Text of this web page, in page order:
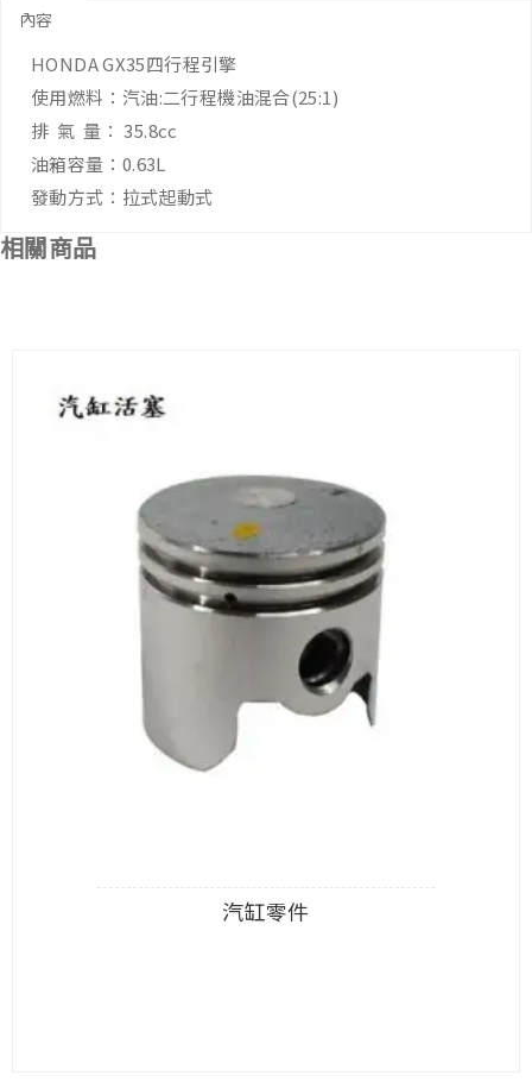
內容
HONDA GX35四行程引擎
使用燃料：汽油:二行程機油混合(25:1)
排 氣 量： 35.8cc
油箱容量：0.63L
發動方式 ： 拉式起動式
相關商品
汽缸零件